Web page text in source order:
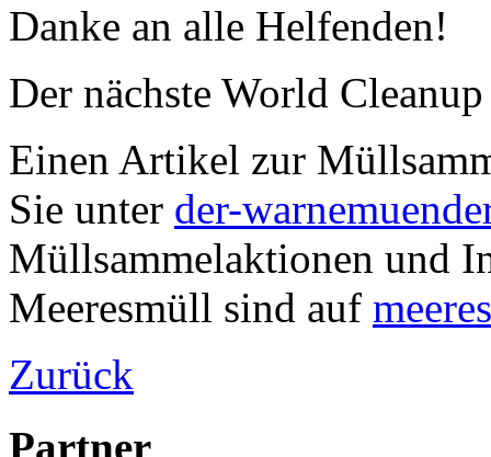
Danke an alle Helfenden!
Der nächste World
Einen Artikel zur
Sie unter der-
Müllsammelaktionen und
Meeresmüll sind auf
Zurück
Partner